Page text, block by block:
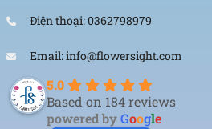
Điện thoại: 0362798979
Email: info@flowersight.com
5.0
Based on 184 reviews
powered byGoogle